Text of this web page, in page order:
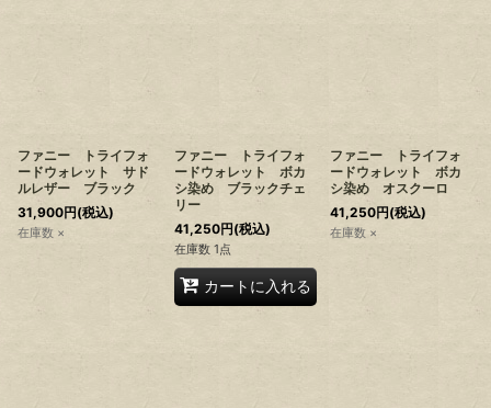
ファニー トライフォ
ードウォレット サド
ルレザー ブラック
31,900円(税込)
在庫数 ×
ファニー トライフォ
ードウォレット ボカ
シ染め ブラックチェ
リー
41,250円(税込)
在庫数 1点
カートに入れる
ファニー トライフォ
ードウォレット ボカ
シ染め オスクーロ
41,250円(税込)
在庫数 ×